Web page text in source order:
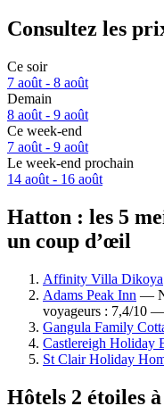
Consultez les
Ce soir
7 août - 8 août
Demain
8 août - 9 août
Ce week-end
7 août - 9 août
Le week-end prochain
14 août - 16 août
Hatton : les 5
un coup d’œil
Affinity Villa Dikoya
Adams Peak Inn —
voyageurs : 7,4/10
Gangula Family
Castlereigh Holiday
St Clair Holiday
Hôtels 2 étoiles